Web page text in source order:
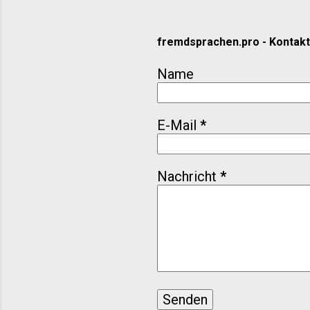
fremdsprachen.pro -
Name
E-Mail *
Nachricht *